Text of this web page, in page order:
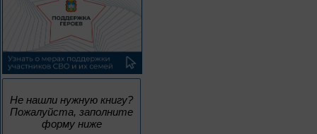
Не нашли нужную книгу?
Пожалуйста, заполните
форму ниже